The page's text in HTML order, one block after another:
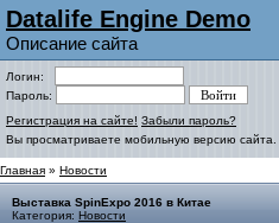
Datalife Engine Demo
Описание сайта
Логин:
Пароль:
Регистрация на сайте! Забыли пароль?
Вы просматриваете мобильную версию сайта.
Главная » Новости
Выставка SpinExpo 2016 в Китае
Категория: Новости